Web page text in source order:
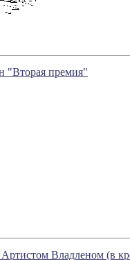
"Вторая премия"
Владленом (в